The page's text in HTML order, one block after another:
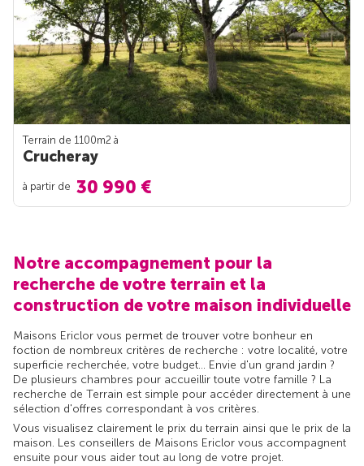
Terrain de 1100m2 à
Crucheray
à partir de 30 990 €
Notre accompagnement pour la
recherche de votre terrain et la
construction de votre maison individuelle
Maisons Ericlor vous permet de trouver votre bonheur en
foction de nombreux critères de recherche : votre localité, votre
superficie recherchée, votre budget... Envie d'un grand jardin ?
De plusieurs chambres pour accueillir toute votre famille ? La
recherche de Terrain est simple pour accéder directement à une
sélection d'offres correspondant à vos critères.
Vous visualisez clairement le prix du terrain ainsi que le prix de la
maison. Les conseillers de Maisons Ericlor vous accompagnent
ensuite pour vous aider tout au long de votre projet.